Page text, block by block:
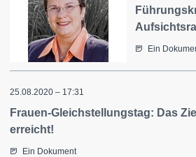
Ein
25.08.2020 – 17:31
Frauen-Gleichstellungstag: Das
erreicht!
Ein Dokument